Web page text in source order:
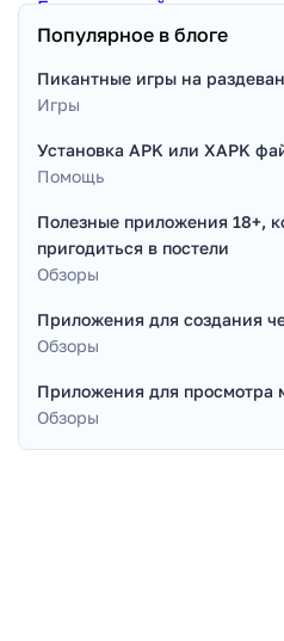
Популярное в блоге
Пикантные игры на
Игры
Установка APK или XAPK
Помощь
Полезные приложения 18+,
пригодиться в постели
Обзоры
Приложения для создания
Обзоры
Приложения для просмотра
Обзоры